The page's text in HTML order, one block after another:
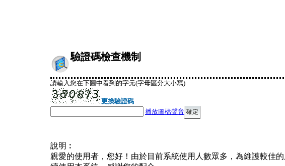
驗證碼檢查機制
請輸入您在下圖中看到的字元(字母區分大小寫)
更換驗證碼
播放圖檔聲音
說明︰
親愛的使用者，您好！由於目前系統使用人數眾多，為維護較佳